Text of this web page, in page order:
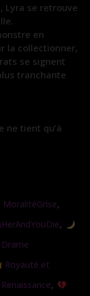
Lyra se retrouve
en
la collectionner,
se signent
tranchante
ne tient qu’à
MoralitéGrise,
,
Drame
Royauté et
,